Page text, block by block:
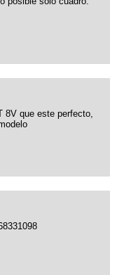
8V que este perfecto,